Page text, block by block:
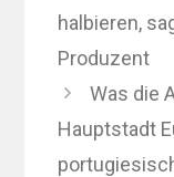
halbieren,
Produzent
Was die
Hauptstadt